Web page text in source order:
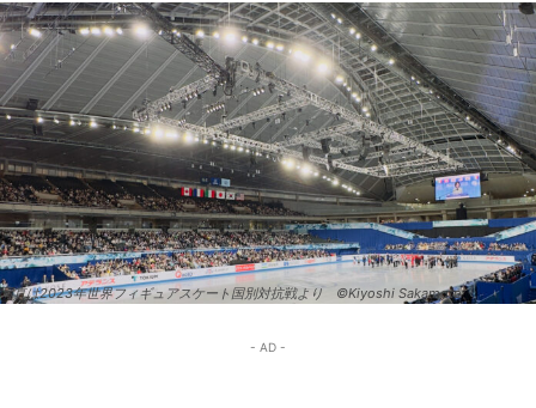
写真は2023年世界フィギュアスケート国別対抗戦より ©Kiyoshi Sakamoto
- AD -